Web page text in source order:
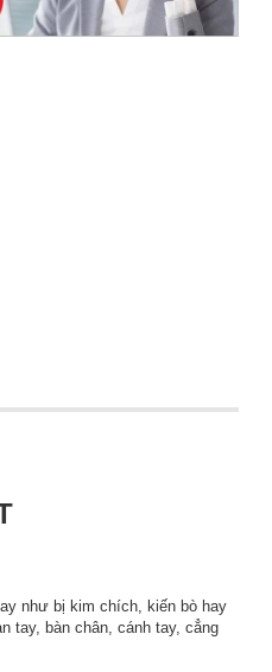
như bị kim chích, kiến bò hay
tay, bàn chân, cánh tay, cẳng